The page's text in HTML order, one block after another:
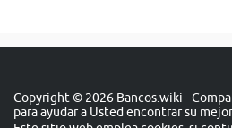
Copyright © 2026 Bancos.wiki -
para ayudar a Usted encontrar su